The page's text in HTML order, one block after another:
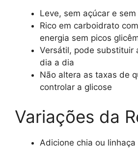
Leve, sem açúcar e
Rico em carboidrato
energia sem picos
Versátil, pode substituir
dia a dia
Não altera as taxas de
controlar a glicose
Variações da
Adicione chia ou